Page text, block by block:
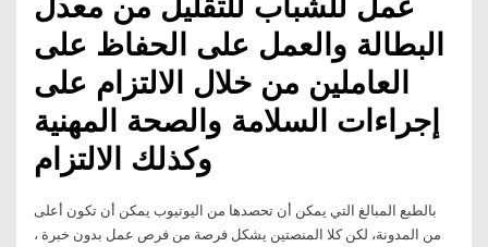
البطالة والعمل على الحفاظ على
العاملين من خلال الالتزام على
إجراءات السلامة والصحة المهنية
وكذلك الالتزام
بالطبع المبالغ التي يمكن أن تحصدها من اليوتيوب يمكن أن تكون أعلى
من المدونة، لكن كلا المنصتين يشكل فرصة من فرص عمل بدون خبرة ،